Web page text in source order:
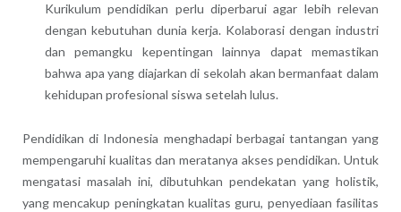
Kurikulum pendidikan perlu diperbarui agar lebih relevan
dengan kebutuhan dunia kerja. Kolaborasi dengan industri
dan pemangku kepentingan lainnya dapat memastikan
bahwa apa yang diajarkan di sekolah akan bermanfaat dalam
kehidupan profesional siswa setelah lulus.
Pendidikan di Indonesia menghadapi berbagai tantangan yang
mempengaruhi kualitas dan meratanya akses pendidikan. Untuk
mengatasi masalah ini, dibutuhkan pendekatan yang holistik,
yang mencakup peningkatan kualitas guru, penyediaan fasilitas